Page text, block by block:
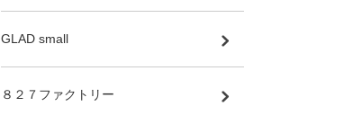
GLAD small
８２７ファクトリー